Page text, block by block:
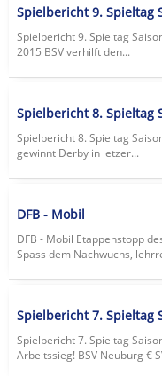
Spielbericht 9. Spieltag
Spielbericht 9. Spieltag
2015 BSV verhilft den...
Spielbericht 8. Spieltag
Spielbericht 8. Spieltag
gewinnt Derby in letzer...
DFB - Mobil
DFB - Mobil Etappenstopp
Spass dem Nachwuchs,
Spielbericht 7. Spieltag
Spielbericht 7. Spieltag
Arbeitssieg! BSV Neuburg €